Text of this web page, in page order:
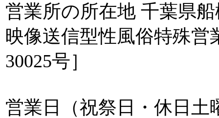
営業所の所在地 千葉県
映像送信型性風俗特殊営
30025号］
営業日（祝祭日・休日土